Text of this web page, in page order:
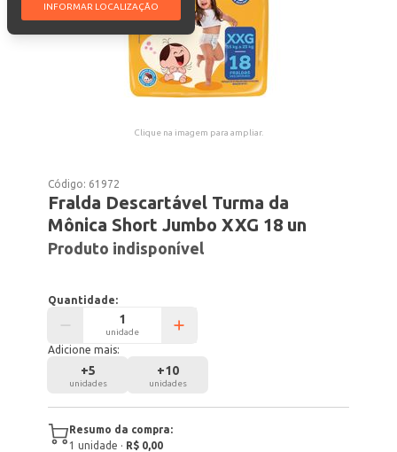
INFORMAR LOCALIZAÇÃO
Clique na imagem para ampliar.
Código: 61972
Fralda Descartável Turma da
Mônica Short Jumbo XXG 18 un
Produto indisponível
Quantidade:
unidade
Adicione mais:
+5
unidades
+10
unidades
Resumo da compra:
1 unidade · R$ 0,00